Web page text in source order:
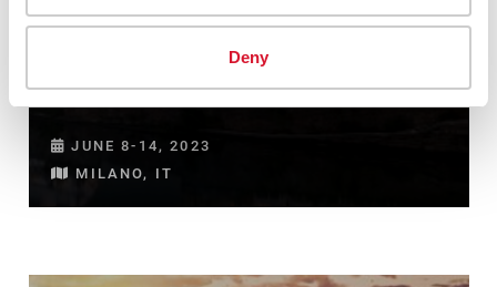
Deny
ITMA 2023
JUNE 8-14, 2023
MILANO, IT